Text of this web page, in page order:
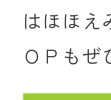
はほほえ
ＯＰも